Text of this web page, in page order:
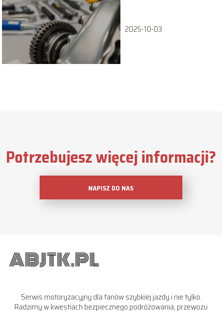
2025-10-03
Potrzebujesz więcej informacji?
NAPISZ DO NAS
Serwis motoryzacyjny dla fanów szybkiej jazdy i nie tylko.
Radzimy w kwestiach bezpiecznego podróżowania, przewozu